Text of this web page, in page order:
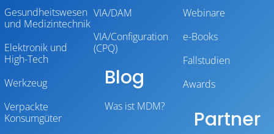
Gesundheitswesen
und Medizintechnik
Elektronik und
High-Tech
Werkzeug
Verpackte
Konsumgüter
VIA/DAM
VIA/Configuration
(CPQ)
Blog
Was ist MDM?
Webinare
e-Books
Fallstudien
Awards
Partner